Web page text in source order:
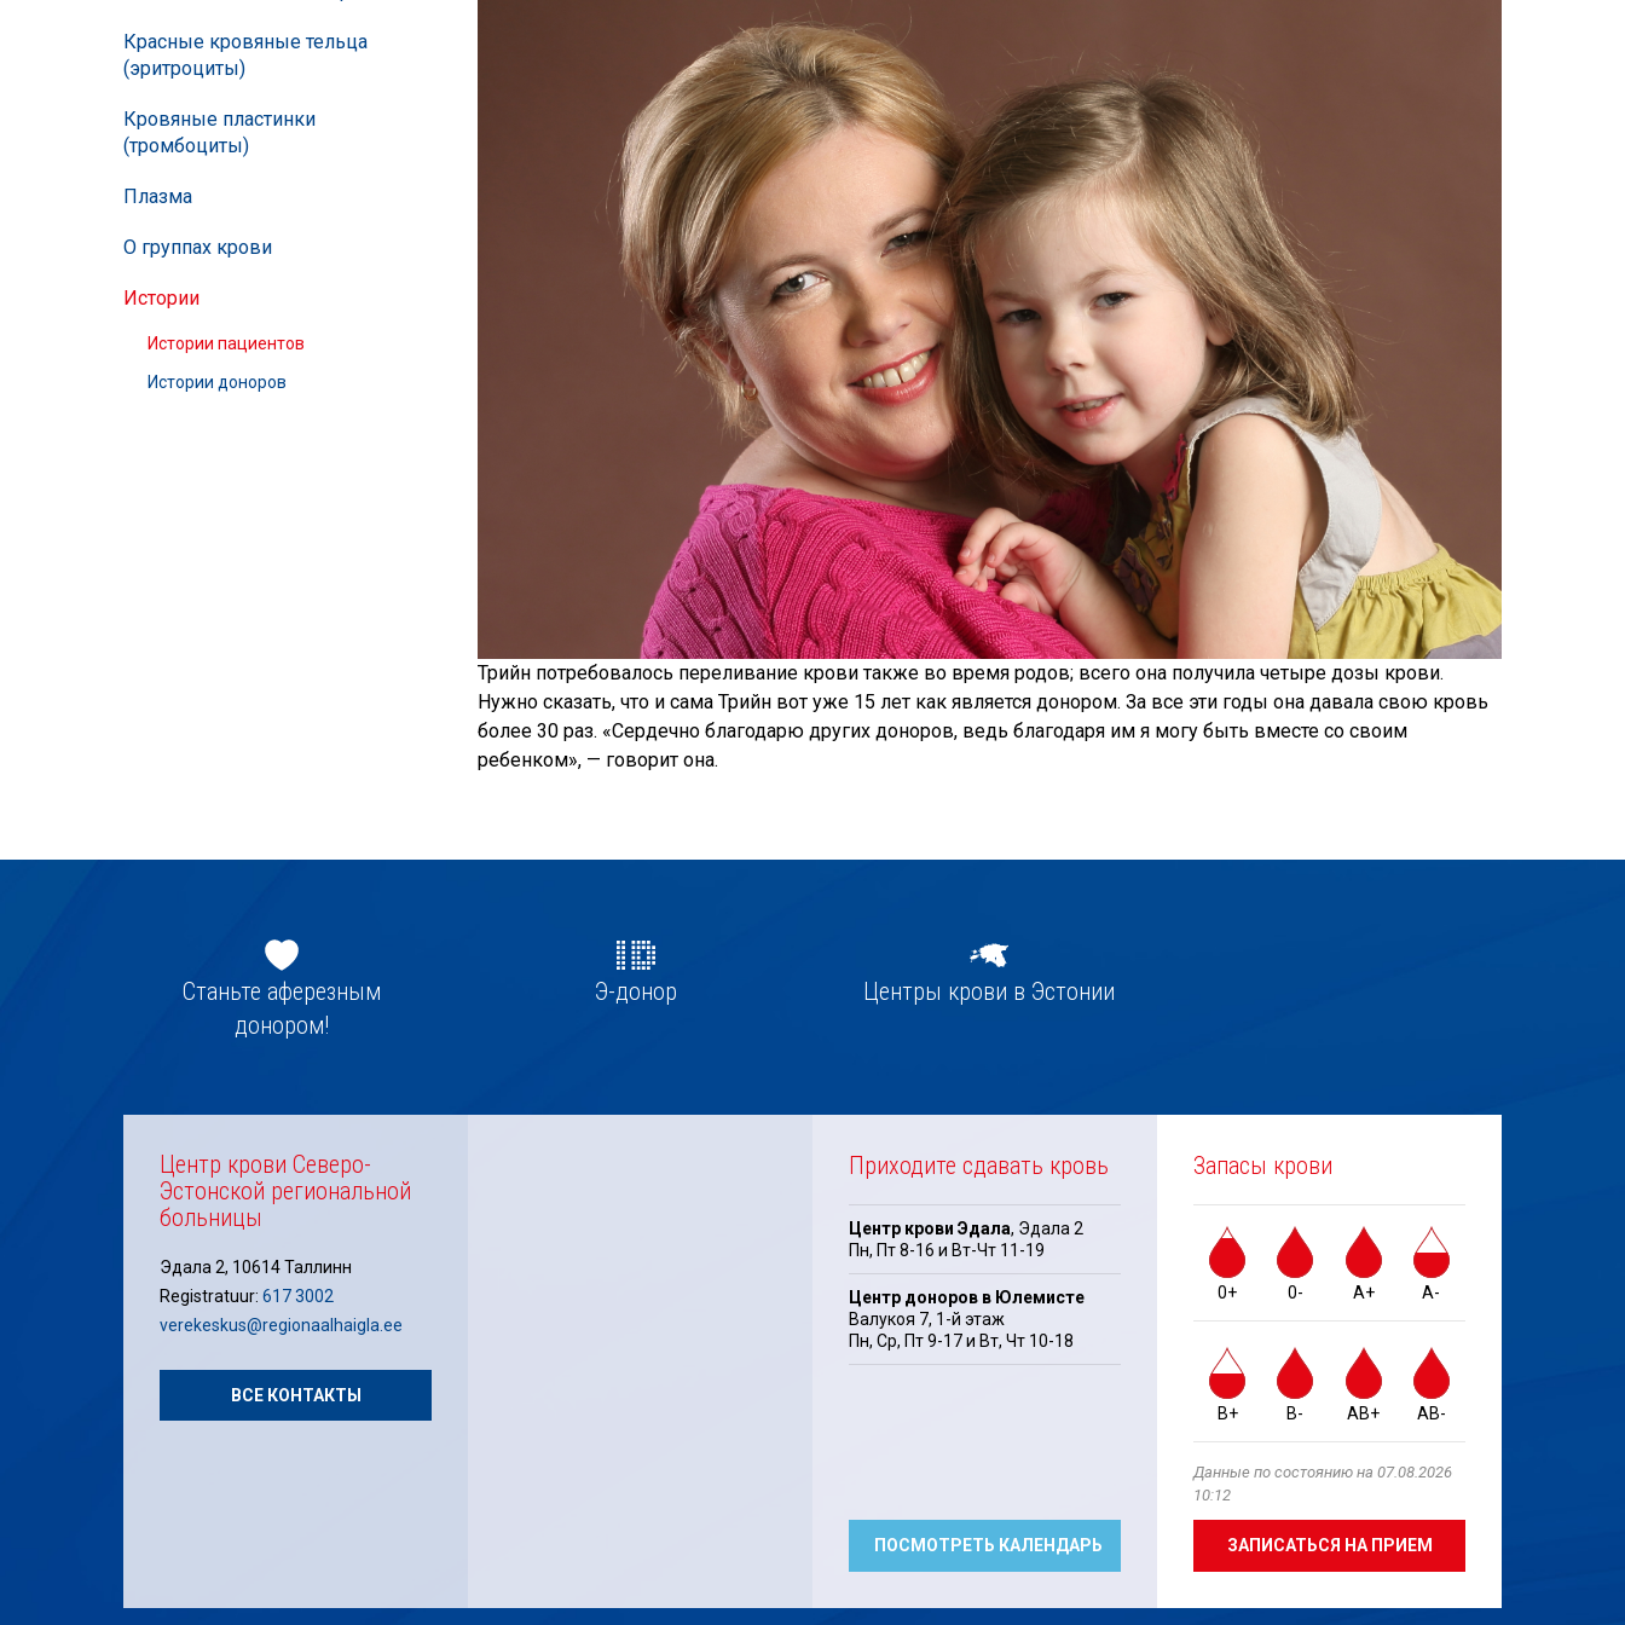
Красные кровяные тельца
(эритроциты)
Кровяные пластинки
(тромбоциты)
Плазма
О группах крови
Истории
Истории пациентов
Истории доноров
Трийн потребовалось переливание крови также во время родов; всего она получила четыре дозы крови.
Нужно сказать, что и сама Трийн вот уже 15 лет как является донором. За все эти годы она давала свою кровь
более 30 раз. «Сердечно благодарю других доноров, ведь благодаря им я могу быть вместе со своим
ребенком», — говорит она.
navigatsioonСтаньте аферезным
донором!
Э-донор Центры крови в Эстонии
Центр крови Северо-
Эстонской региональной
больницы
Эдала 2, 10614 Таллинн
Registratuur: 617 3002
verekeskus@regionaalhaigla.ee
ВСЕ КОНТАКТЫ
Приходите сдавать кровь
Центр крови Эдала, Эдала 2
Пн, Пт 8-16 и Вт-Чт 11-19
Центр доноров в Юлемисте
Валукоя 7, 1-й этаж
Пн, Cp, Пт 9-17 и Bт, Чт 10-18
ПОСМОТРЕТЬ КАЛЕНДАРЬ
Запасы крови
0+ 0- A+ A-
B+ B- AB+ AB-
Данные по состоянию на 07.08.2026
10:12
ЗАПИСАТЬСЯ НА ПРИЕМ